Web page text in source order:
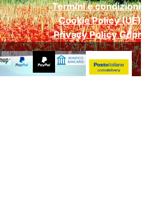
Termini e condizioni
Cookie Policy (UE)
Privacy Policy Gdpr